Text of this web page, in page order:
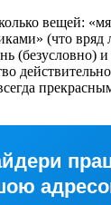
вещей:
(что вряд
(безусловно) и